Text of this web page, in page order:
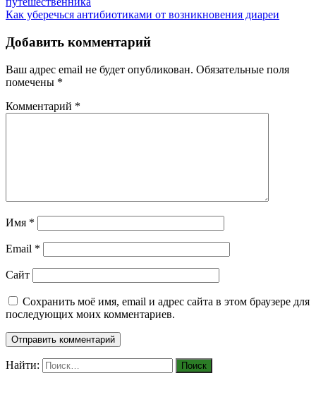
Как уберечься антибиотиками от возникновения диареи
Добавить комментарий
Ваш адрес email не будет опубликован. Обязательные поля
помечены *
Комментарий *
Имя *
Email *
Сайт
Сохранить моё имя, email и адрес сайта в этом браузере для
последующих моих комментариев.
Найти: